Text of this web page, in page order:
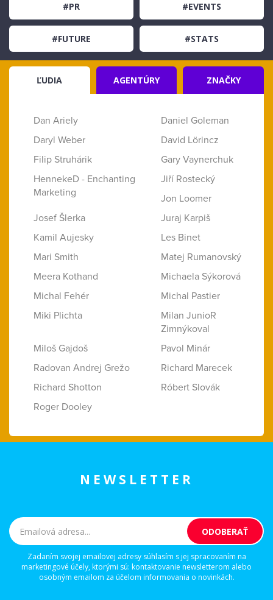
#PR #EVENTS
#FUTURE #STATS
ĽUDIA AGENTÚRY ZNAČKY
Dan Ariely
Daniel Goleman
Daryl Weber
David Lörincz
Filip Struhárik
Gary Vaynerchuk
HennekeD - Enchanting
Marketing
Jiří Rostecký
Jon Loomer
Josef Šlerka
Juraj Karpiš
Kamil Aujesky
Les Binet
Mari Smith
Matej Rumanovský
Meera Kothand
Michaela Sýkorová
Michal Fehér
Michal Pastier
Miki Plichta
Milan JunioR
Zimnýkoval
Miloš Gajdoš
Pavol Minár
Radovan Andrej Grežo
Richard Marecek
Richard Shotton
Róbert Slovák
Roger Dooley
NEWSLETTER
Zadaním svojej emailovej adresy súhlasím s jej spracovaním na
marketingové účely, ktorými sú: kontaktovanie newsletterom alebo
osobným emailom za účelom informovania o novinkách.